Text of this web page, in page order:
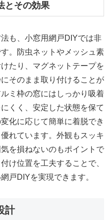
とその効果
も、小窓用網戸DIYでは非
。防虫ネットやメッシュ素
たり、マグネットテープを
そのまま取り付けることが
ミ枠の窓にはしっかり吸着
くく、安定した状態を保て
化に応じて簡単に着脱でき
れています。外観もスッキ
を損ねないのもポイントで
け位置を工夫することで、
戸DIYを実現できます。
計